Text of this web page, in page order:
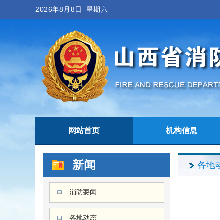
2026年8月8日 星期六
网站首页 机构信息
新闻
消防要闻
各地动态
各地